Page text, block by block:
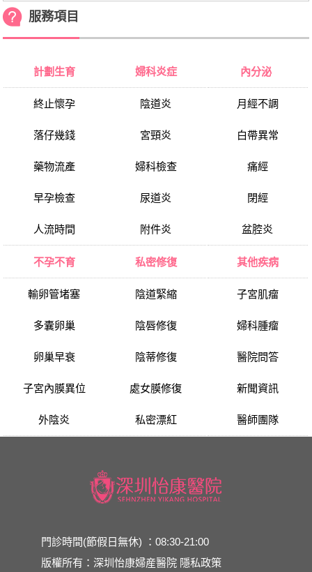
服務項目
計劃生育
終止懷孕
落仔幾錢
藥物流產
早孕檢查
人流時間
婦科炎症
陰道炎
宮頸炎
婦科檢查
尿道炎
附件炎
內分泌
月經不調
白帶異常
痛經
閉經
盆腔炎
不孕不育
輸卵管堵塞
多囊卵巢
卵巢早衰
子宮內膜異位
外陰炎
私密修復
陰道緊縮
陰唇修復
陰蒂修復
處女膜修復
私密漂紅
其他疾病
子宮肌瘤
婦科腫瘤
醫院問答
新聞資訊
醫師團隊
門診時間(節假日無休) ：08:30-21:00
版權所有：深圳怡康婦産醫院 隱私政策